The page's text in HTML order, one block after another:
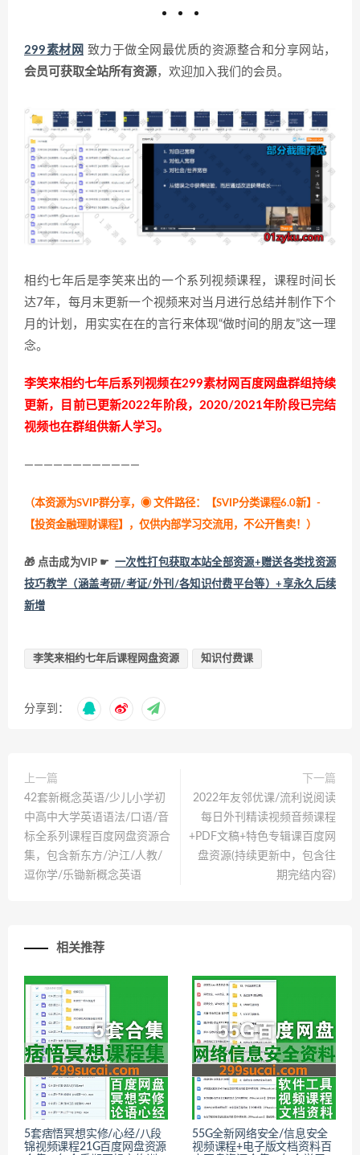
299素材网 致力于做全网最优质的资源整合和分享网站，
会员可获取全站所有资源，欢迎加入我们的会员。
相约七年后是李笑来出的一个系列视频课程，课程时间长
达7年，每月末更新一个视频来对当月进行总结并制作下个
月的计划，用实实在在的言行来体现“做时间的朋友”这一理
念。
李笑来相约七年后系列视频在299素材网百度网盘群组持续
更新，目前已更新2022年阶段，2020/2021年阶段已完结
视频也在群组供新人学习。
————————————
（本资源为SVIP群分享， ◉ 文件路径：【SVIP分类课程6.0新】-
【投资金融理财课程】，仅供内部学习交流用，不公开售卖！ ）
🎁 点击成为VIP ☛ 一次性打包获取本站全部资源+赠送各类找资源
技巧教学（涵盖考研/考证/外刊/各知识付费平台等）+享永久后续
新增
李笑来相约七年后课程网盘资源 知识付费课
分享到：
上一篇
42套新概念英语/少儿小学初
中高中大学英语语法/口语/音
标全系列课程百度网盘资源合
集，包含新东方/沪江/人教/
逗你学/乐锄新概念英语
下一篇
2022年友邻优课/流利说阅读
每日外刊精读视频音频课程
+PDF文稿+特色专辑课百度网
盘资源(持续更新中，包含往
期完结内容)
相关推荐
5套痞悟冥想实修/心经/八段
锦视频课程21G百度网盘资源
55G全新网络安全/信息安全
视频课程+电子版文档资料百